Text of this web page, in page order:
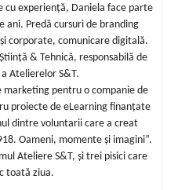
cu experiență, Daniela face parte
ani. Predă cursuri de branding
corporate, comunicare digitală.
& Tehnică, responsabilă de
Atelierelor S&T.
marketing pentru o companie de
proiecte de eLearning finanțate
dintre voluntarii care a creat
Oameni, momente și imagini”.
Ateliere S&T, și trei pisici care
toată ziua.